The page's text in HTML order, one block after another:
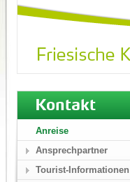
Kontakt
Anreise
Ansprechpartner
Tourist-Informationen